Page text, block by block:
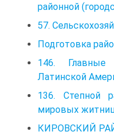
районной
57.
Подготовка
146.
Латинской
136. Степной
мировых
КИРОВСКИЙ